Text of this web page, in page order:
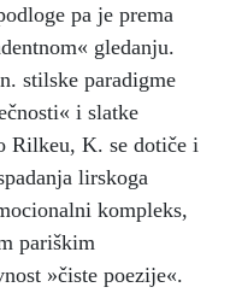
pa je prema
gledanju.
stilske paradigme
i slatke
Rilkeu, K. se dotiče i
lirskoga
kompleks,
pariškim
»čiste poezije«.